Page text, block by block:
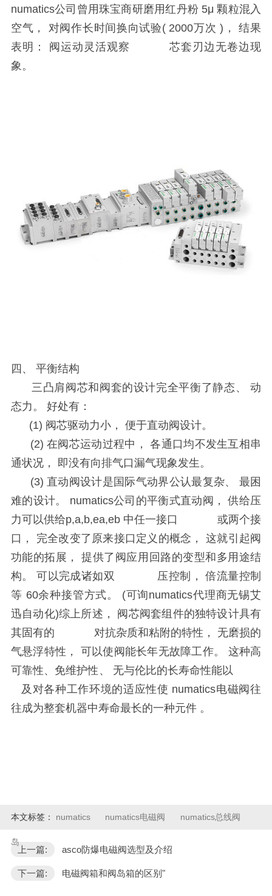
numatics公司曾用珠宝商研磨用红丹粉 5μ 颗粒混入
空气， 对阀作长时间换向试验( 2000万次 )， 结果
表明： 阀运动灵活观察 芯套刃边无卷边现
象。
四、 平衡结构
三凸肩阀芯和阀套的设计完全平衡了静态、 动
态力。 好处有：
(1) 阀芯驱动力小， 便于直动阀设计。
(2)在阀芯运动过程中， 各通口均不发生互相串
通状况， 即没有向排气口漏气现象发生。
(3) 直动阀设计是国际气动界公认最复杂、 最困
难的设计。 numatics公司的平衡式直动阀， 供给压
力可以供给p,a,b,ea,eb 中任一接口 或两个接
口， 完全改变了原来接口定义的概念， 这就引起阀
功能的拓展， 提供了阀应用回路的变型和多用途结
构。 可以完成诸如双 压控制， 倍流量控制
等 60余种接管方式。 (可询numatics代理商无锡艾
迅自动化)综上所述， 阀芯阀套组件的独特设计具有
其固有的 对抗杂质和粘附的特性， 无磨损的
气悬浮特性， 可以使阀能长年无故障工作。 这种高
可靠性、免维护性、 无与伦比的长寿命性能以
及对各种工作环境的适应性使 numatics电磁阀往
往成为整套机器中寿命最长的一种元件。
本文标签： numatics numatics电磁阀 numatics总线阀
岛
上一篇: asco防爆电磁阀选型及介绍
下一篇: 电磁阀箱和阀岛箱的区别"